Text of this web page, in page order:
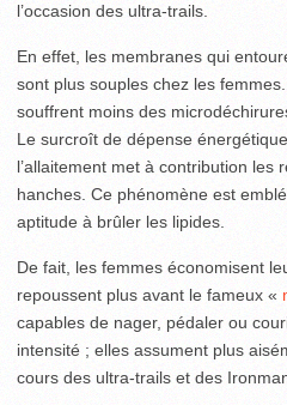
l’occasion des ultra-trails.
En effet, les membranes qui
sont plus souples chez les
souffrent moins des
Le surcroît de dépense
l’allaitement met à contribution les
hanches. Ce phénomène est
aptitude à brûler les lipides.
De fait, les femmes économisent
repoussent plus avant le fameux «
capables de nager, pédaler ou
intensité ; elles assument plus
cours des ultra-trails et des